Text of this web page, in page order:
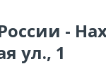
-
ул., 1